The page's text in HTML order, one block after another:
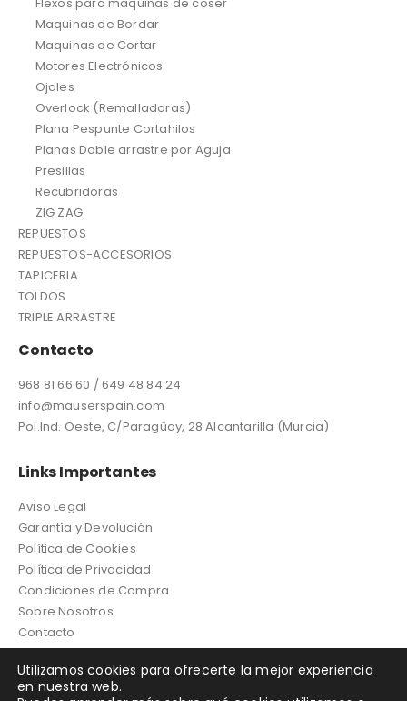
Maquinas de Bordar
Maquinas de Cortar
Motores Electrónicos
Ojales
Overlock (Remalladoras)
Plana Pespunte Cortahilos
Planas Doble arrastre por Aguja
Presillas
Recubridoras
ZIG ZAG
REPUESTOS
REPUESTOS-ACCESORIOS
TAPICERIA
TOLDOS
TRIPLE ARRASTRE
Contacto
968 81 66 60 / 649 48 84 24
info@mauserspain.com
Pol.Ind. Oeste, C/Paragüay, 28 Alcantarilla (Murcia)
Links Importantes
Aviso Legal
Garantía y Devolución
Política de Cookies
Política de Privacidad
Condiciones de Compra
Sobre Nosotros
Contacto
Utilizamos cookies para ofrecerte la mejor experiencia
en nuestra web.